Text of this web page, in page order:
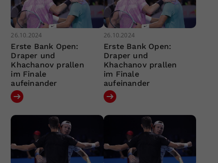
26.10.2024
Erste Bank Open:
Draper und
Khachanov prallen
im Finale
aufeinander
26.10.2024
Erste Bank Open:
Draper und
Khachanov prallen
im Finale
aufeinander